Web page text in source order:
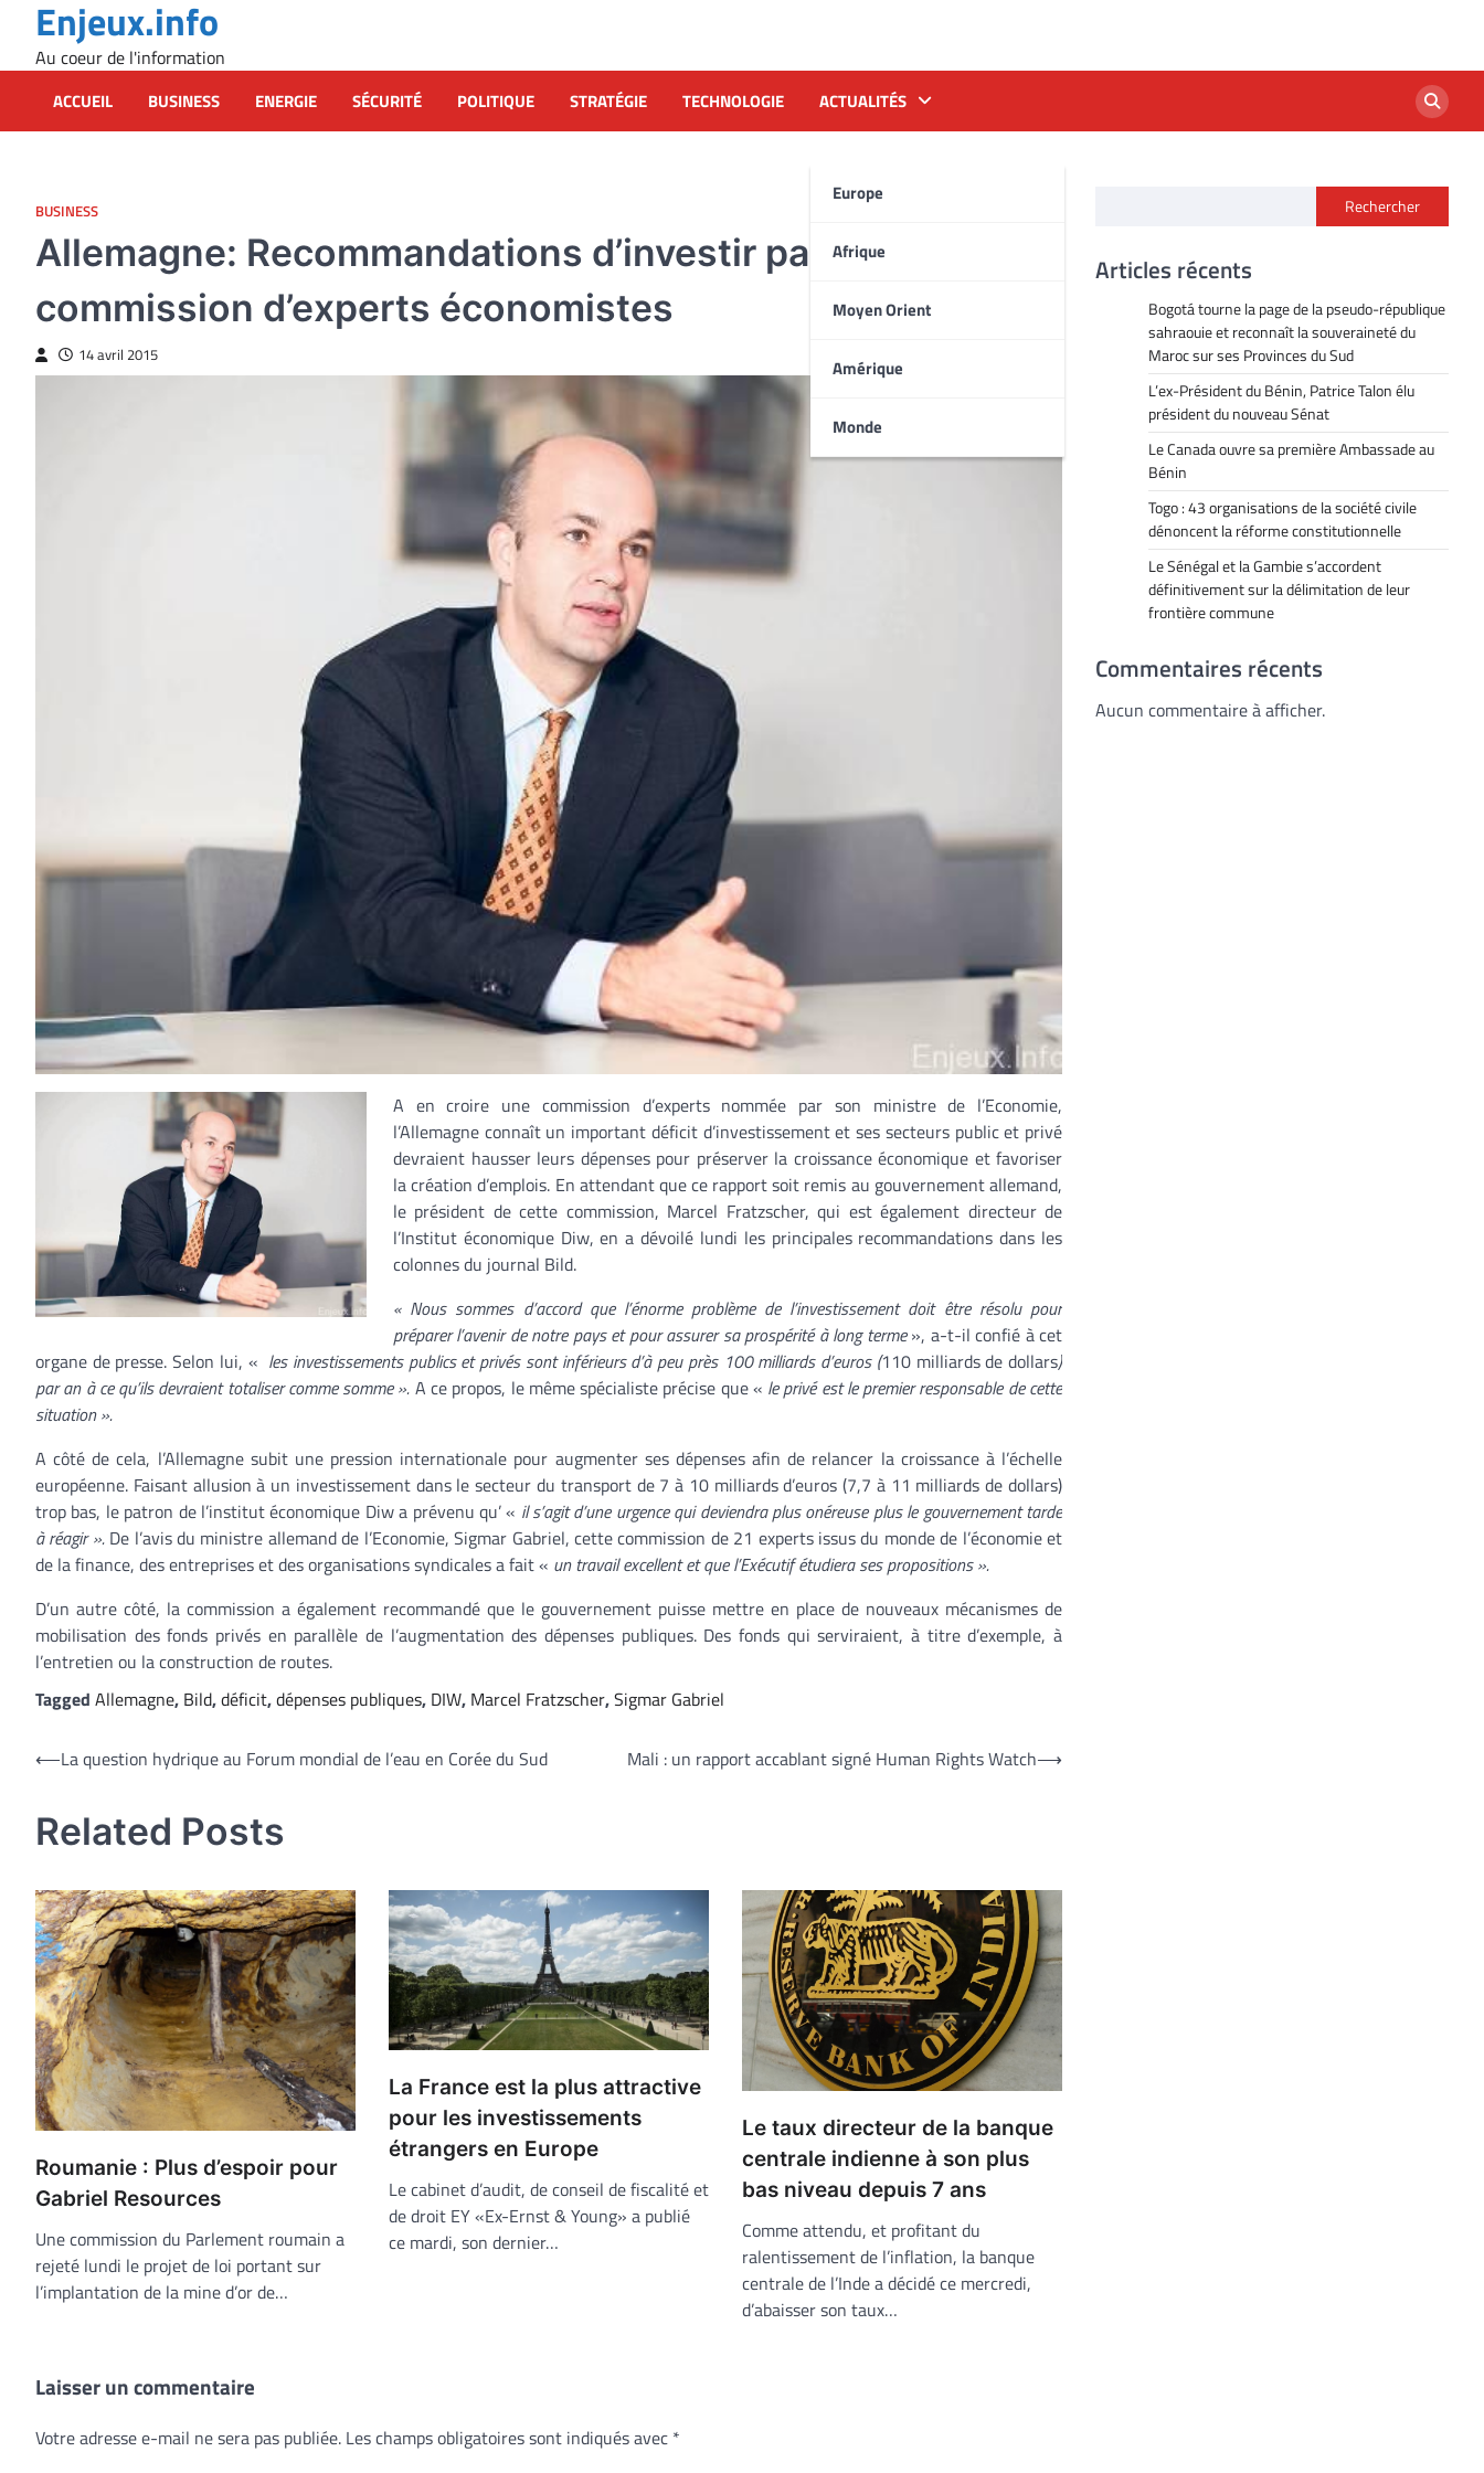
content
Enjeux.info
Au coeur de l'information
ACCUEIL BUSINESS ENERGIE SÉCURITÉ POLITIQUE STRATÉGIE TECHNOLOGIE ACTUALITÉS
Europe
Afrique
Moyen Orient
Amérique
Monde
BUSINESS
Allemagne: Recommandations d’investir par une
commission d’experts économistes
14 avril 2015
A en croire une commission d’experts nommée par son ministre de l’Economie,
l’Allemagne connaît un important déficit d’investissement et ses secteurs public et privé
devraient hausser leurs dépenses pour préserver la croissance économique et favoriser
la création d’emplois. En attendant que ce rapport soit remis au gouvernement allemand,
le président de cette commission, Marcel Fratzscher, qui est également directeur de
l’Institut économique Diw, en a dévoilé lundi les principales recommandations dans les
colonnes du journal Bild.
« Nous sommes d’accord que l’énorme problème de l’investissement doit être résolu pour
préparer l’avenir de notre pays et pour assurer sa prospérité à long terme», a-t-il confié à cet
organe de presse. Selon lui, « les investissements publics et privés sont inférieurs d’à peu près 100 milliards d’euros (110 milliards de dollars)
par an à ce qu’ils devraient totaliser comme somme ». A ce propos, le même spécialiste précise que « le privé est le premier responsable de cette
situation ».
A côté de cela, l’Allemagne subit une pression internationale pour augmenter ses dépenses afin de relancer la croissance à l’échelle
européenne. Faisant allusion à un investissement dans le secteur du transport de 7 à 10 milliards d’euros (7,7 à 11 milliards de dollars)
trop bas, le patron de l’institut économique Diw a prévenu qu’ « il s’agit d’une urgence qui deviendra plus onéreuse plus le gouvernement tarde
à réagir ». De l’avis du ministre allemand de l’Economie, Sigmar Gabriel, cette commission de 21 experts issus du monde de l’économie et
de la finance, des entreprises et des organisations syndicales a fait « un travail excellent et que l’Exécutif étudiera ses propositions ».
D’un autre côté, la commission a également recommandé que le gouvernement puisse mettre en place de nouveaux mécanismes de
mobilisation des fonds privés en parallèle de l’augmentation des dépenses publiques. Des fonds qui serviraient, à titre d’exemple, à
l’entretien ou la construction de routes.
Tagged Allemagne, Bild,déficit,dépenses publiques, DIW, Marcel Fratzscher,Sigmar Gabriel
Navigation
l’article
⟵La question hydrique au Forum mondial de l’eau en Corée du Sud Mali : un rapport accablant signé Human Rights Watch⟶
Related Posts
Roumanie : Plus d’espoir pour
Gabriel Resources
Une commission du Parlement roumain a
rejeté lundi le projet de loi portant sur
l’implantation de la mine d’or de…
La France est la plus attractive
pour les investissements
étrangers en Europe
Le cabinet d’audit, de conseil de fiscalité et
de droit EY «Ex-Ernst & Young» a publié
ce mardi, son dernier…
Le taux directeur de la banque
centrale indienne à son plus
bas niveau depuis 7 ans
Comme attendu, et profitant du
ralentissement de l’inflation, la banque
centrale de l’Inde a décidé ce mercredi,
d’abaisser son taux…
Laisser un commentaire
Votre adresse e-mail ne sera pas publiée. Les champs obligatoires sont indiqués avec *
Rechercher
Articles récents
Bogotá tourne la page de la pseudo-république
sahraouie et reconnaît la souveraineté du
Maroc sur ses Provinces du Sud
L’ex-Président du Bénin, Patrice Talon élu
président du nouveau Sénat
Le Canada ouvre sa première Ambassade au
Bénin
Togo : 43 organisations de la société civile
dénoncent la réforme constitutionnelle
Le Sénégal et la Gambie s’accordent
définitivement sur la délimitation de leur
frontière commune
Commentaires récents
Aucun commentaire à afficher.